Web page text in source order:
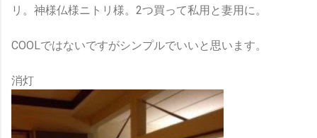
リ。神様仏様ニトリ様。2つ買って私用と妻用に。
COOLではないですがシンプルでいいと思います。
消灯